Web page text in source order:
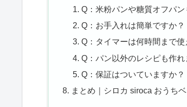
Q：米粉パンや糖質オフパン
Q：お手入れは簡単ですか？
Q：タイマーは何時間まで使
Q：パン以外のレシピも作れ
Q：保証はついていますか？
まとめ｜シロカ siroca おうち